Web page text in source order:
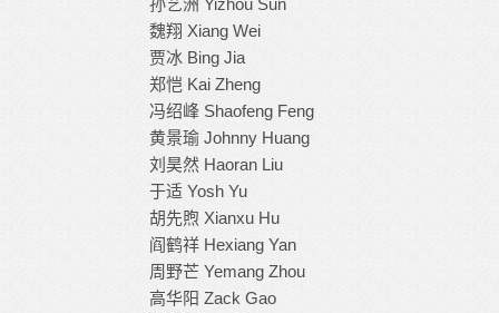
魏翔 Xiang Wei
贾冰 Bing Jia
郑恺 Kai Zheng
冯绍峰 Shaofeng Feng
黄景瑜 Johnny Huang
刘昊然 Haoran Liu
于适 Yosh Yu
胡先煦 Xianxu Hu
阎鹤祥 Hexiang Yan
周野芒 Yemang Zhou
高华阳 Zack Gao